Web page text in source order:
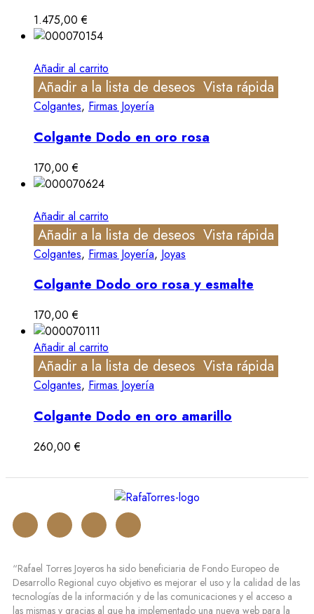
1.475,00€
Añadir al carrito
Añadir a la lista de deseos Vista rápida
Colgantes, Firmas Joyería
Colgante Dodo en oro rosa
170,00€
Añadir al carrito
Añadir a la lista de deseos Vista rápida
Colgantes, Firmas Joyería, Joyas
Colgante Dodo oro rosa y esmalte
170,00€
Añadir al carrito
Añadir a la lista de deseos Vista rápida
Colgantes, Firmas Joyería
Colgante Dodo en oro amarillo
260,00€
“Rafael Torres Joyeros ha sido beneficiaria de Fondo Europeo de
Desarrollo Regional cuyo objetivo es mejorar el uso y la calidad de las
tecnologías de la información y de las comunicaciones y el acceso a
las mismas y gracias al que ha implementado una nueva web para la